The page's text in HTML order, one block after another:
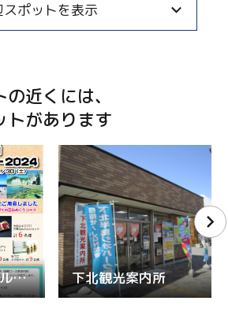
スポットを表示
近くには、
トがあります
下北半島デジタルスタンプラリー2024 下北観光案内所